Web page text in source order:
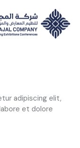
adipiscing elit,
et dolore